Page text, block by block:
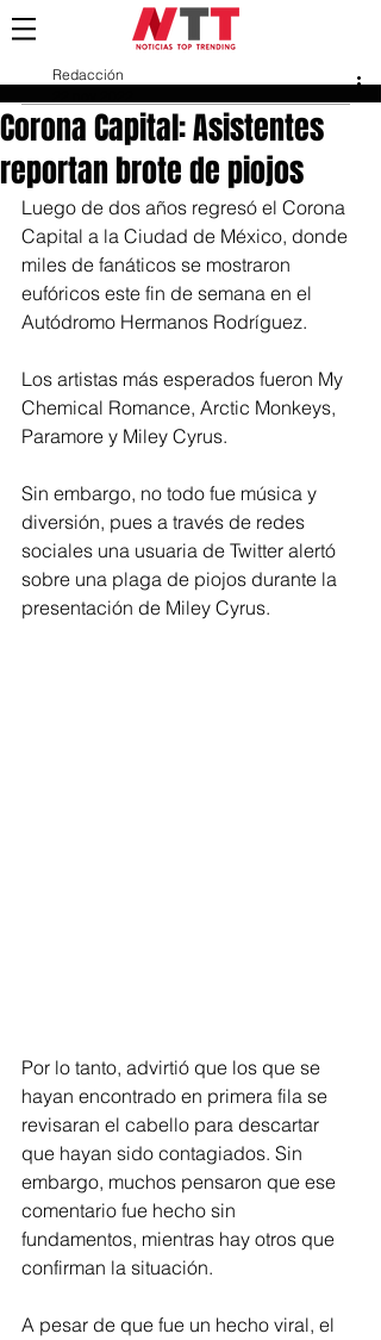
Corona Capital: Asistentes
reportan brote de piojos
Redacción
Luego de dos años regresó el Corona
Capital a la Ciudad de México, donde
miles de fanáticos se mostraron
eufóricos este fin de semana en el
Autódromo Hermanos Rodríguez.
Los artistas más esperados fueron My
Chemical Romance, Arctic Monkeys,
Paramore y Miley Cyrus.
Sin embargo, no todo fue música y
diversión, pues a través de redes
sociales una usuaria de Twitter alertó
sobre una plaga de piojos durante la
presentación de Miley Cyrus.
Por lo tanto, advirtió que los que se
hayan encontrado en primera fila se
revisaran el cabello para descartar
que hayan sido contagiados. Sin
embargo, muchos pensaron que ese
comentario fue hecho sin
fundamentos, mientras hay otros que
confirman la situación.
A pesar de que fue un hecho viral, el